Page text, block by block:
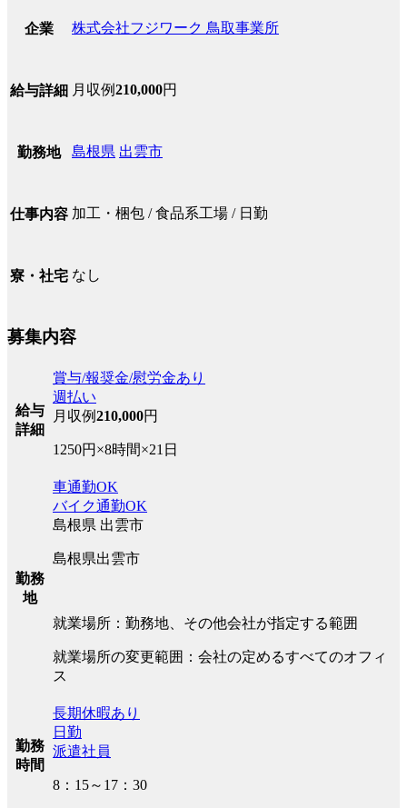
企業 株式会社フジワーク 鳥取事業所
給与詳細 月収例210,000円
勤務地 島根県 出雲市
仕事内容 加工・梱包 / 食品系工場 / 日勤
寮・社宅 なし
募集内容
給与
詳細
賞与/報奨金/慰労金あり
週払い
月収例210,000円
1250円×8時間×21日
勤務
地
車通勤OK
バイク通勤OK
島根県 出雲市
島根県出雲市
就業場所：勤務地、その他会社が指定する範囲
就業場所の変更範囲：会社の定めるすべてのオフィ
ス
勤務
時間
長期休暇あり
日勤
派遣社員
8：15～17：30